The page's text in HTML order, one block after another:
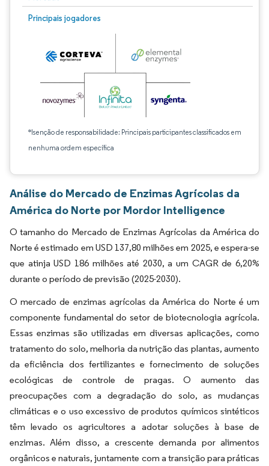
Principais jogadores
*Isenção de responsabilidade: Principais participantes classificados em
nenhuma ordem específica
Análise do Mercado de Enzimas Agrícolas da
América do Norte por Mordor Intelligence
O tamanho do Mercado de Enzimas Agrícolas da América do
Norte é estimado em USD 137,80 milhões em 2025, e espera-se
que atinja USD 186 milhões até 2030, a um CAGR de 6,20%
durante o período de previsão (2025-2030).
O mercado de enzimas agrícolas da América do Norte é um
componente fundamental do setor de biotecnologia agrícola.
Essas enzimas são utilizadas em diversas aplicações, como
tratamento do solo, melhoria da nutrição das plantas, aumento
da eficiência dos fertilizantes e fornecimento de soluções
ecológicas de controle de pragas. O aumento das
preocupações com a degradação do solo, as mudanças
climáticas e o uso excessivo de produtos químicos sintéticos
têm levado os agricultores a adotar soluções à base de
enzimas. Além disso, a crescente demanda por alimentos
orgânicos e naturais, juntamente com a transição para práticas